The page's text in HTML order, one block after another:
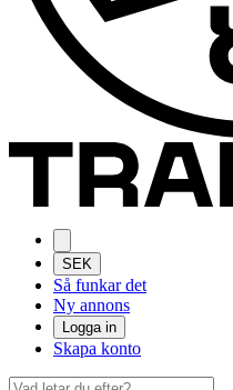
SEK
Så funkar det
Ny annons
Logga in
Skapa konto